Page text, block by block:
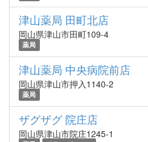
津山薬局 田町北店
岡山県津山市田町109-4
薬局
津山薬局 中央病院前店
岡山県津山市押入1140-2
薬局
ザグザグ 院庄店
岡山県津山市院庄1245-1